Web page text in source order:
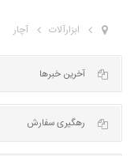
ابزارآلات آچار
آخرین خبرها